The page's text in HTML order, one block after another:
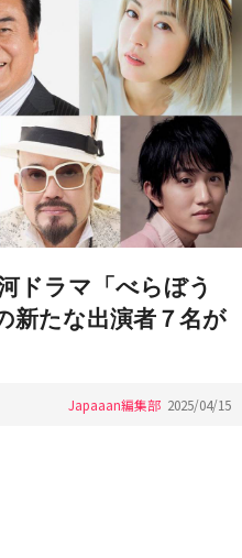
ドラマ「べらぼう
新たな出演者７名が
Japaaan編集部 2025/04/15